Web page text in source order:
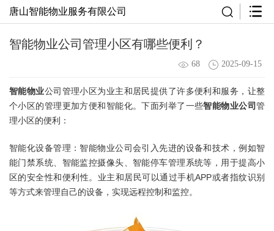
唐山智能物业服务有限公司
智能物业公司管理小区有哪些便利？
68 2025-09-15
智能物业公司管理小区为业主和居民提供了许多便利和服务，让整
个小区的管理更加方便和智能化。下面列举了一些智能物业公司管
理小区的便利：
智能化设备管理：智能物业公司会引入先进的设备和技术，例如智
能门禁系统、智能监控摄像头、智能停车管理系统等，用于提高小
区的安全性和便利性。业主和居民可以通过手机APP或者指纹识别
等方式来管理自己的设备，实现远程控制和监控。